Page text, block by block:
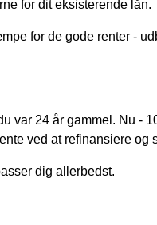
for dit eksisterende lån.
for de gode renter -
var 24 år gammel. Nu -
ved at refinansiere og
dig allerbedst.